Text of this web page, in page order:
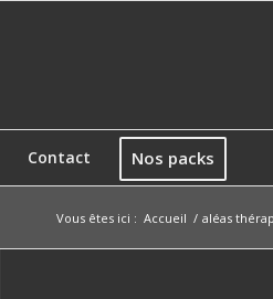
Contact Nos packs
Vous êtes ici : Accueil / aléas